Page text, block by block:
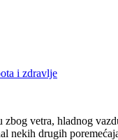
i zdravlje
zbog vetra, hladnog
nekih drugih